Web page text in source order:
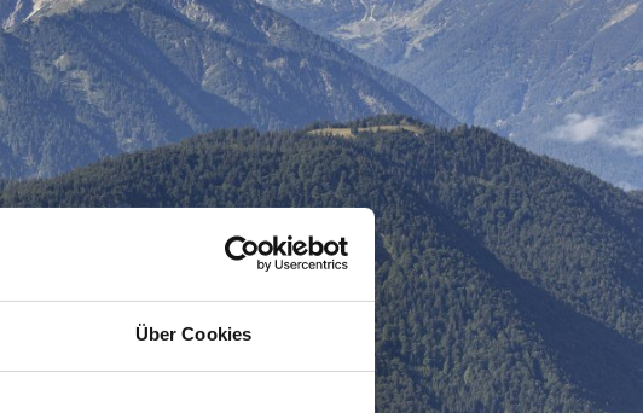
Über Cookies